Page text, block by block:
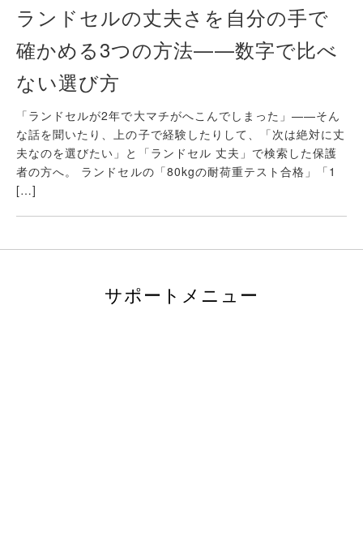
ランドセルの丈夫さを自分の手で
確かめる3つの方法——数字で比べ
ない選び方
「ランドセルが2年で大マチがへこんでしまった」——そん
な話を聞いたり、上の子で経験したりして、「次は絶対に丈
夫なのを選びたい」と「ランドセル 丈夫」で検索した保護
者の方へ。 ランドセルの「80kgの耐荷重テスト合格」「1
[…]
サポートメニュー